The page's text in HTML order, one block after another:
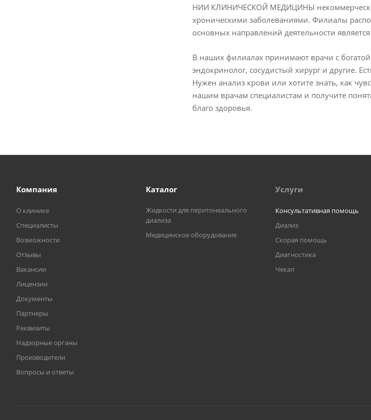
НИИ КЛИНИЧЕСКОЙ МЕДИЦИНЫ
хроническими заболеваниями. Филиалы
основных направлений деятельности
В наших филиалах принимают врачи с богатой
эндокринолог, сосудистый хирург и другие.
Нужен анализ крови или хотите знать, как
нашим врачам специалистам и получите
благо здоровья.
Компания
О клинике
Специалисты
Возможности
Отзывы
Вакансии
Лицензии
Документы
Партнеры
Реквизиты
Надзорные органы
Производители
Вопросы и ответы
Каталог
Жидкости для перитонеального
диализа
Медицинское оборудование
Услуги
Консультативная помощь
Диализ
Скорая помощь
Диагностика
Чекап